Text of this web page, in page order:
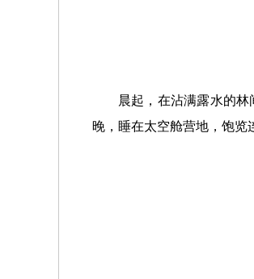
晨起，在沾满露水的
晚，睡在太空舱营地，饱览